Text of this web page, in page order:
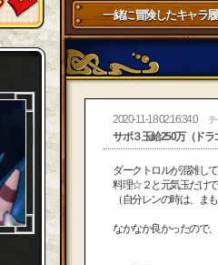
一緒に冒険したキャラ
2020-11-18 02:16:34.0 テ
サポ３玉給250万（ドラ
ダークトロルが混雑し
料理☆２と元気玉だけ
（自分レンの時は、ま
なかなか良かったので